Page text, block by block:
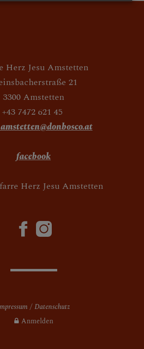
Herz Jesu Amstetten
21
3300 Amstetten
+43 7472 621 45
facebook
Herz Jesu Amstetten
Datenschutz
Anmelden